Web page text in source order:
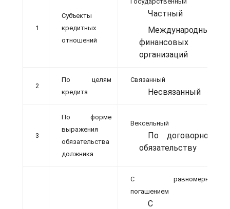
1
Субъекты
кредитных
отношений
Частный
Международных
финансовых
организаций
2
По целям
кредита
Связанный
Несвязанный
3
По форме
выражения
обязательства
должника
Вексельный
По договорному
обязательству
С равномерным
погашением
С